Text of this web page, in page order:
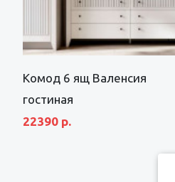
Комод 6 ящ Валенсия
гостиная
22390 р.